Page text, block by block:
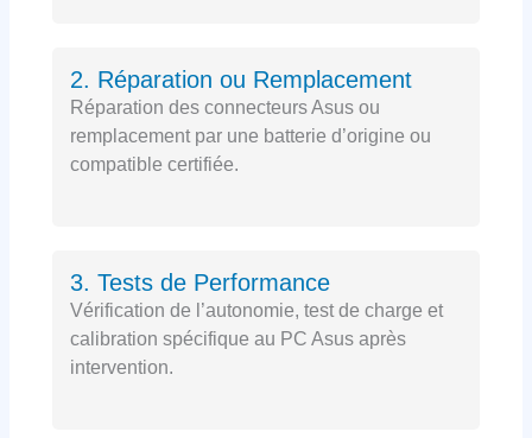
2. Réparation ou Remplacement
Réparation des connecteurs Asus ou
remplacement par une batterie d’origine ou
compatible certifiée.
3. Tests de Performance
Vérification de l’autonomie, test de charge et
calibration spécifique au PC Asus après
intervention.